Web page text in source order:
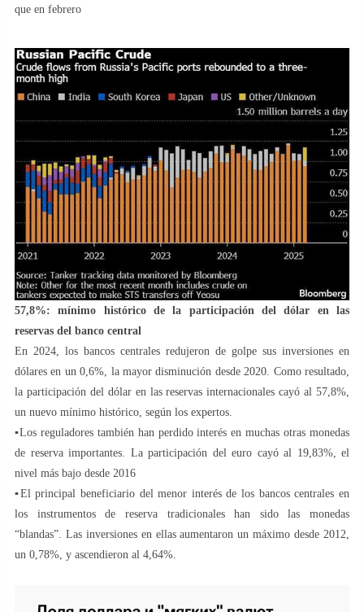
que en febrero
57,8%: mínimo histórico de la participación del dólar en las
reservas del banco central
En 2024, los bancos centrales redujeron de golpe sus inversiones en
dólares en un 0,6%, la mayor disminución desde 2020. Como resultado,
la participación del dólar en las reservas internacionales cayó al 57,8%,
un nuevo mínimo histórico, según los expertos.
▪️Los reguladores también han perdido interés en muchas otras monedas
de reserva importantes. La participación del euro cayó al 19,83%, el
nivel más bajo desde 2016
▪️El principal beneficiario del menor interés de los bancos centrales en
los instrumentos de reserva tradicionales han sido las monedas
“blandas”. Las inversiones en ellas aumentaron un máximo desde 2012,
un 0,78%, y ascendieron al 4,64%.